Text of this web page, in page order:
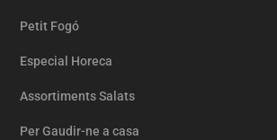
Petit Fogó
Especial Horeca
Assortiments Salats
Per Gaudir-ne a casa